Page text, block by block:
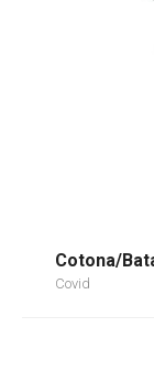
Cotona/
Covid